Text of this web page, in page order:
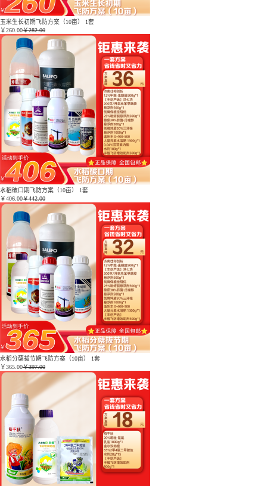
玉米生长初期飞防方案（10亩） 1套
￥260.00￥282.00
水稻破口期飞防方案（10亩） 1套
￥406.00￥442.00
水稻分蘖拔节期飞防方案（10亩） 1套
￥365.00￥397.00